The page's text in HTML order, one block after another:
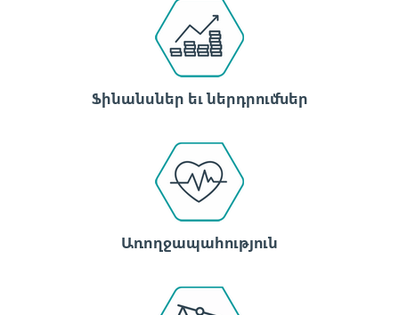
Ֆինանսներ եւ ներդրումներ
Առողջապահություն